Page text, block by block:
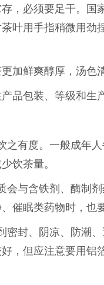
必须要足干。国
叶用手指稍微用
鲜爽醇厚，汤色
包装、等级和生
度。一般成年人
饮茶量。
与含铁剂、酶制剂
催眠类药物时，也
封、阴凉、防潮、
，但应注意要用